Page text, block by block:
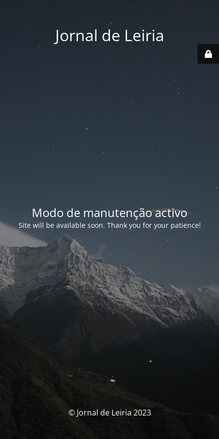
Jornal de Leiria
Modo de manutenção activo
Site will be available soon. Thank you for your patience!
© Jornal de Leiria 2023